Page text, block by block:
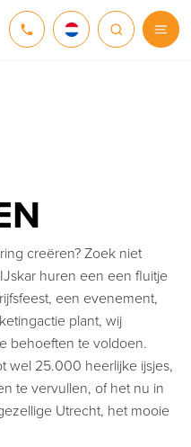
creëren? Zoek niet
huren een een fluitje
een evenement,
plant, wij
behoeften te voldoen.
wel 25.000 heerlijke ijsjes,
te vervullen, of het nu in
Utrecht, het mooie